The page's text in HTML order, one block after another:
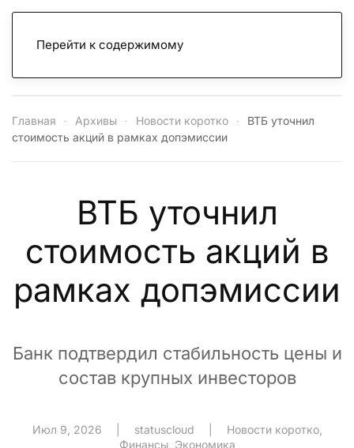
Перейти к содержимому
Главная Архивы Новости коротко
ВТБ уточнил
стоимость акций в рамках допэмиссии
ВТБ уточнил
стоимость акций в
рамках допэмиссии
Банк подтвердил стабильность цены и
состав крупных инвесторов
Июл 9, 2026 statuscloud Новости коротко,
Финансы, Экономика